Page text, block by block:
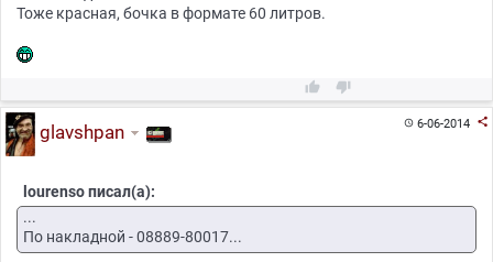
Тоже красная, бочка в формате 60 литров.
 
6-06-2014 
glavshpan
lourenso писал(а):
...
По накладной - 08889-80017...